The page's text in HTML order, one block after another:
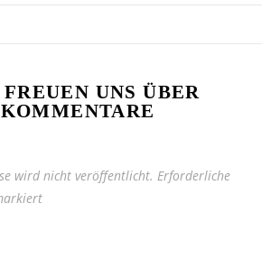
UNS ÜBER
KOMMENTARE
wird nicht veröffentlicht. Erforderliche